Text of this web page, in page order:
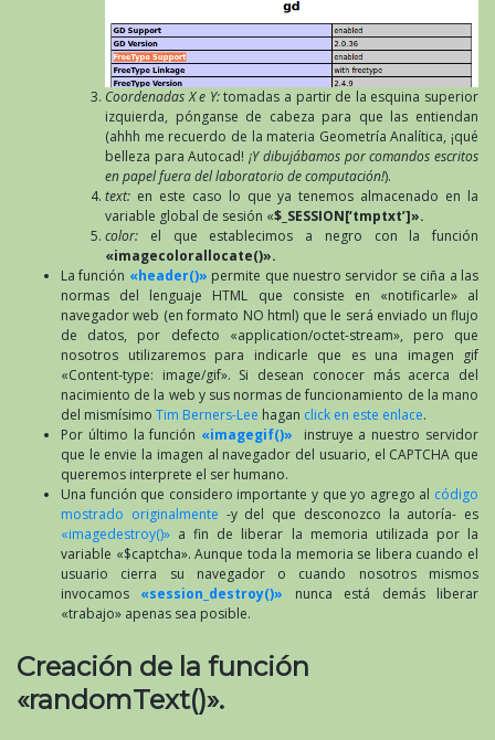
Coordenadas X e Y:tomadas a partir de la esquina superior
izquierda, pónganse de cabeza para que las entiendan
(ahhh me recuerdo de la materia Geometría Analítica, ¡qué
belleza para Autocad!¡Y dibujábamos por comandos escritos
en papel fuera del laboratorio de computación!).
text: en este caso lo que ya tenemos almacenado en la
variable global de sesión «$_SESSION[‘tmptxt’]».
color: el que establecimos a negro con la función
«imagecolorallocate()».
La función «header()» permite que nuestro servidor se ciña a las
normas del lenguaje HTML que consiste en «notificarle» al
navegador web (en formato NO html) que le será enviado un flujo
de datos, por defecto «application/octet-stream», pero que
nosotros utilizaremos para indicarle que es una imagen gif
«Content-type: image/gif». Si desean conocer más acerca del
nacimiento de la web y sus normas de funcionamiento de la mano
del mismísimo Tim Berners-Lee hagan click en este enlace.
Por último la función «imagegif()» instruye a nuestro servidor
que le envie la imagen al navegador del usuario, el CAPTCHA que
queremos interprete el ser humano.
Una función que considero importante y que yo agrego al código
mostrado originalmente -y del que desconozco la autoría- es
«imagedestroy()» a fin de liberar la memoria utilizada por la
variable «$captcha». Aunque toda la memoria se libera cuando el
usuario cierra su navegador o cuando nosotros mismos
invocamos «session_destroy()» nunca está demás liberar
«trabajo» apenas sea posible.
Creación de la función
«randomText()».